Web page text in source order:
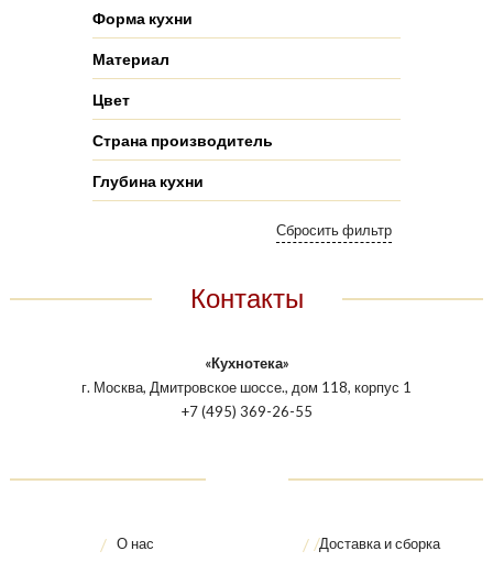
Форма кухни
Материал
Цвет
Страна производитель
Глубина кухни
Контакты
«Кухнотека»
г. Москва, Дмитровское шоссе., дом 118, корпус 1
+7 (495) 369-26-55
О нас
Доставка и сборка